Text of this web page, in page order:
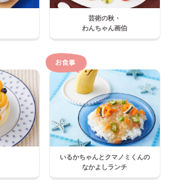
芸術の秋・
わんちゃん画伯
いるかちゃんとクマノミくんの
なかよしランチ